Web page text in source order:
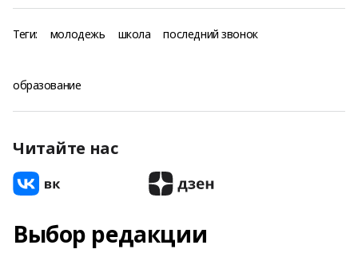
Теги: молодежь школа последний звонок
образование
Читайте нас
Выбор редакции